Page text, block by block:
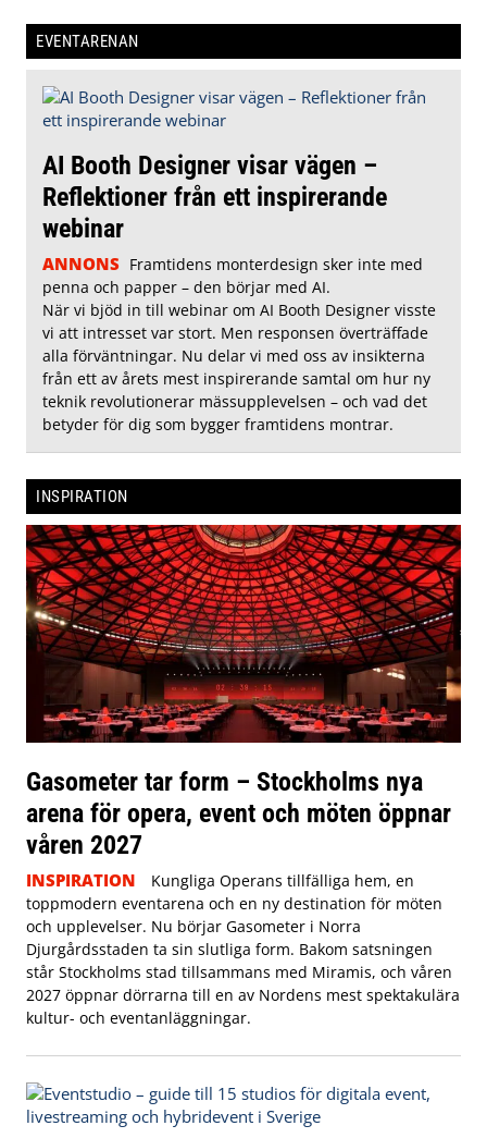
EVENTARENAN
AI Booth Designer visar vägen –
Reflektioner från ett inspirerande
webinar
ANNONS Framtidens monterdesign sker inte med
penna och papper – den börjar med AI.
När vi bjöd in till webinar om AI Booth Designer visste
vi att intresset var stort. Men responsen överträffade
alla förväntningar. Nu delar vi med oss av insikterna
från ett av årets mest inspirerande samtal om hur ny
teknik revolutionerar mässupplevelsen – och vad det
betyder för dig som bygger framtidens montrar.
INSPIRATION
Gasometer tar form – Stockholms nya
arena för opera, event och möten öppnar
våren 2027
INSPIRATION
Kungliga Operans tillfälliga hem, en
toppmodern eventarena och en ny destination för möten
och upplevelser. Nu börjar Gasometer i Norra
Djurgårdsstaden ta sin slutliga form. Bakom satsningen
står Stockholms stad tillsammans med Miramis, och våren
2027 öppnar dörrarna till en av Nordens mest spektakulära
kultur- och eventanläggningar.